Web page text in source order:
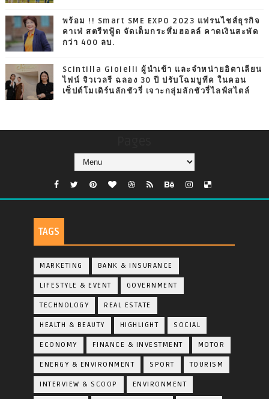
พร้อม !! Smart SME EXPO 2023 แฟรนไชส์ธุรกิจ
คาเฟ่ สตรีทฟู้ด จัดเต็มกระหึ่มฮอลล์ คาดเงินสะพัด
กว่า 400 ลบ.
Scintilla Gioielli ผู้นำเข้า และจำหน่ายอิตาเลียน
ไฟน์ จิวเวลรี ฉลอง 30 ปี ปรับโฉมบูทีค ในคอน
เซ็ปต์โมเดิร์นลักชัวรี่ เจาะกลุ่มลักชัวรี่ไลฟ์สไตล์
TAGS
MARKETING BANK & INSURANCE
LIFESTYLE & EVENT GOVERNMENT
TECHNOLOGY REAL ESTATE
HEALTH & BEAUTY HIGHLIGHT SOCIAL
ECONOMY FINANCE & INVESTMENT MOTOR
ENERGY & ENVIRONMENT SPORT TOURISM
INTERVIEW & SCOOP ENVIRONMENT